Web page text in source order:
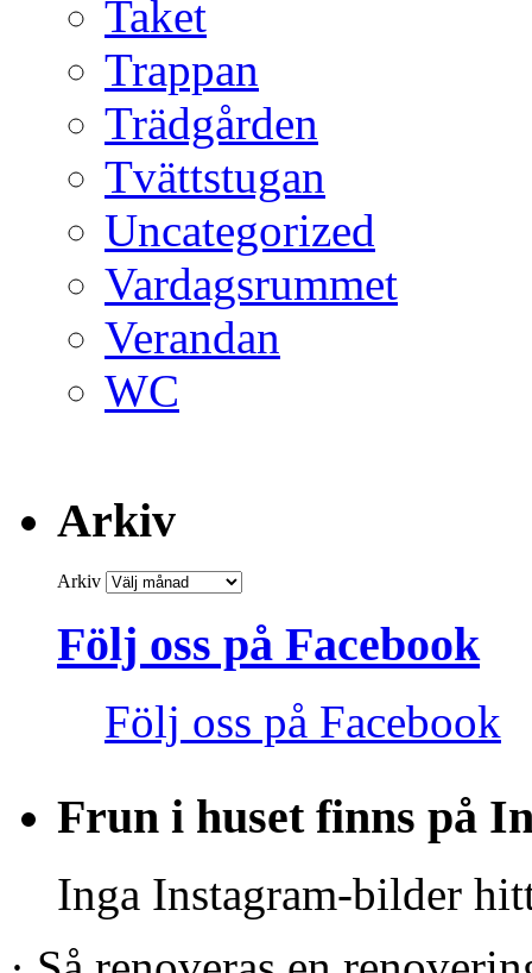
Taket
Trappan
Trädgården
Tvättstugan
Uncategorized
Vardagsrummet
Verandan
WC
Arkiv
Arkiv
Följ oss på Facebook
Följ oss på Facebook
Frun i huset finns på
Inga Instagram-bilder